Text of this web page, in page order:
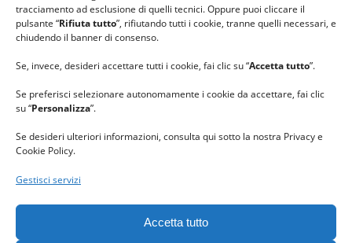
tracciamento ad esclusione di quelli tecnici. Oppure puoi cliccare il
pulsante “Rifiuta tutto”, rifiutando tutti i cookie, tranne quelli necessari, e
chiudendo il banner di consenso.
Se, invece, desideri accettare tutti i cookie, fai clic su “Accetta tutto”.
Se preferisci selezionare autonomamente i cookie da accettare, fai clic
su “Personalizza”.
Se desideri ulteriori informazioni, consulta qui sotto la nostra Privacy e
Cookie Policy.
Gestisci servizi
Accetta tutto